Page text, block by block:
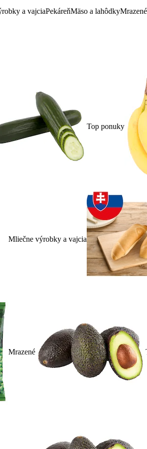
a vajciaPekáreňMäso a lahôdkyMrazené
Top ponuky
Mliečne výrobky a vajcia
Mrazené